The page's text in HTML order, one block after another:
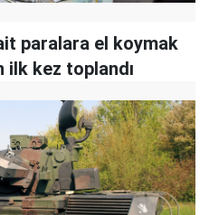
paralara el koymak
kez toplandı